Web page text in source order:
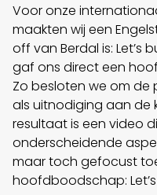
Voor onze
maakten wij een
off van Berdal is: Let’s
gaf ons direct een
Zo besloten we om de
als uitnodiging aan de
resultaat is een video
onderscheidende
maar toch gefocust
hoofdboodschap: